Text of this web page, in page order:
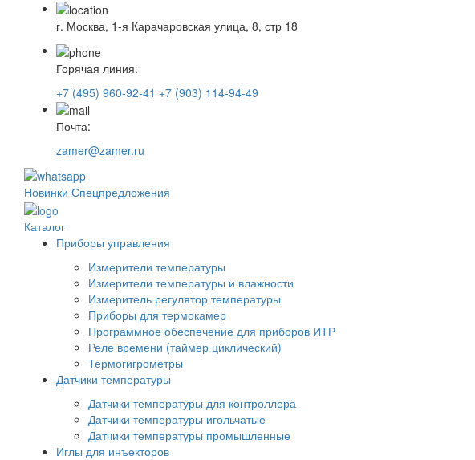
г. Москва, 1-я Карачаровская улица, 8, стр 18
Горячая линия:
+7 (495) 960-92-41 +7 (903) 114-94-49
Почта:
zamer@zamer.ru
Новинки Спецпредложения
Каталог
Приборы управления
Измерители температуры
Измерители температуры и влажности
Измеритель регулятор температуры
Приборы для термокамер
Программное обеспечение для приборов ИТР
Реле времени (таймер циклический)
Термогигрометры
Датчики температуры
Датчики температуры для контроллера
Датчики температуры игольчатые
Датчики температуры промышленные
Иглы для инъекторов